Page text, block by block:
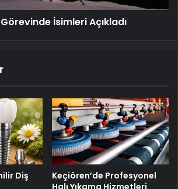
İsimleri Açıkladı
Diş
Keçiören’de Profesyonel
Halı Yıkama Hizmetleri